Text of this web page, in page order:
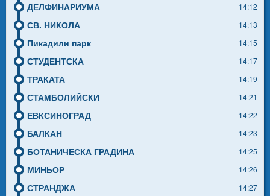
ДЕЛФИНАРИУМА 14:12
СВ. НИКОЛА 14:13
Пикадили парк 14:15
СТУДЕНТСКА 14:17
ТРАКАТА 14:19
СТАМБОЛИЙСКИ 14:21
ЕВКСИНОГРАД 14:22
БАЛКАН 14:23
БОТАНИЧЕСКА ГРАДИНА 14:25
МИНЬОР 14:26
СТРАНДЖА 14:27